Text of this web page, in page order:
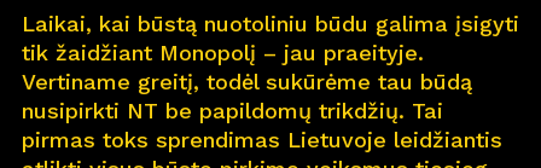
Laikai, kai būstą nuotoliniu būdu galima įsigyti
tik žaidžiant Monopolį – jau praeityje.
Vertiname greitį, todėl sukūrėme tau būdą
nusipirkti NT be papildomų trikdžių. Tai
pirmas toks sprendimas Lietuvoje leidžiantis